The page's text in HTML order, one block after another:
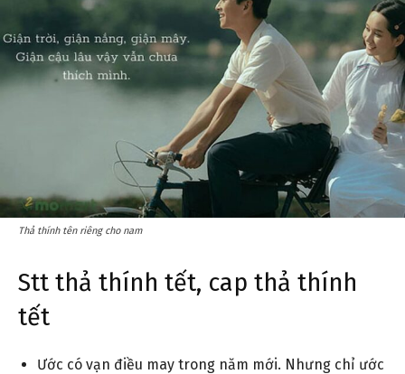
Thả thính tên riêng cho nam
Stt thả thính tết, cap thả thính
tết
Ước có vạn điều may trong năm mới. Nhưng chỉ ước